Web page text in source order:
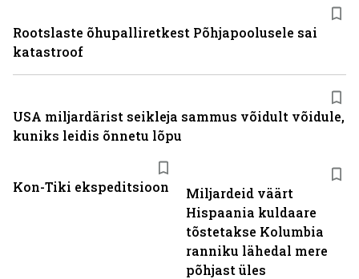
Kon-Tiki ekspeditsioon
Miljardeid väärt
Hispaania kuldaare
tõstetakse Kolumbia
ranniku lähedal mere
põhjast üles
Rootslaste õhupalliretkest Põhjapoolusele sai
katastroof
USA miljardärist seikleja sammus võidult võidule,
kuniks leidis õnnetu lõpu